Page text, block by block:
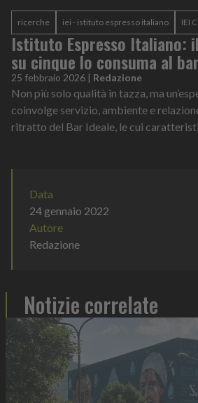
ricerche iei - istituto espresso italiano IEI
Istituto Espresso Italiano:
su cinque lo consuma al
25 febbraio 2026 | Redazione
Non più solo qualità in tazza, ma
coinvolge servizio, ambiente e
ritratto del Bar Ideale, le cui
Data
24 gennaio 2022
Autore
Redazione
Notizie correlate